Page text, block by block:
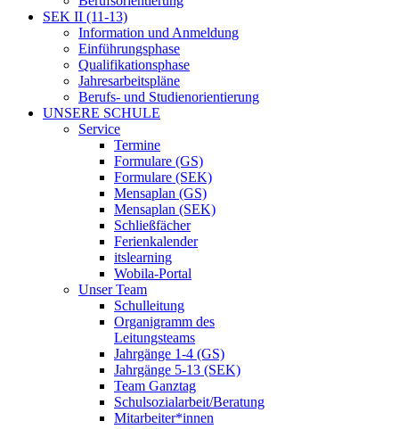
SEK II (11-13)
Information und Anmeldung
Einführungsphase
Qualifikationsphase
Jahresarbeitspläne
Berufs- und Studienorientierung
UNSERE SCHULE
Service
Termine
Formulare (GS)
Formulare (SEK)
Mensaplan (GS)
Mensaplan (SEK)
Schließfächer
Ferienkalender
itslearning
Wobila-Portal
Unser Team
Schulleitung
Organigramm des
Leitungsteams
Jahrgänge 1-4 (GS)
Jahrgänge 5-13 (SEK)
Team Ganztag
Schulsozialarbeit/Beratung
Mitarbeiter*innen